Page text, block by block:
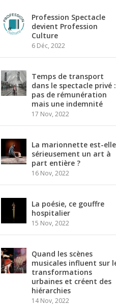
Profession Spectacle
devient Profession
Culture
6 Déc, 2022
Temps de transport
dans le spectacle privé :
pas de rémunération
mais une indemnité
17 Nov, 2022
La marionnette est-elle
sérieusement un art à
part entière ?
16 Nov, 2022
La poésie, ce gouffre
hospitalier
15 Nov, 2022
Quand les scènes
musicales influent sur
transformations
urbaines et créent des
hiérarchies
14 Nov, 2022